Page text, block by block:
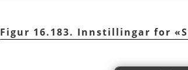
Figur 16.183. Innstillingar for